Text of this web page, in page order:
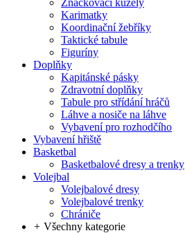
Značkovací kužely
Karimatky
Koordinační žebříky
Taktické tabule
Figuríny
Doplňky
Kapitánské pásky
Zdravotní doplňky
Tabule pro střídání hráčů
Láhve a nosiče na láhve
Vybavení pro rozhodčího
Vybavení hřiště
Basketbal
Basketbalové dresy a trenky
Volejbal
Volejbalové dresy
Volejbalové trenky
Chrániče
+ Všechny kategorie